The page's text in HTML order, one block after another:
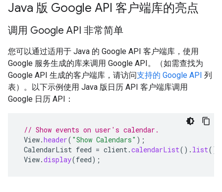
Java 版 Google API 客户端库的亮点
调用 Google API 非常简单
您可以通过适用于 Java 的 Google API 客户端库，使用
Google 服务生成的库来调用 Google API。（如需查找为
Google API 生成的客户端库，请访问支持的 Google API 列
表）。以下示例使用 Java 版日历 API 客户端库调用
Google 日历 API：
// Show events on user's calendar.
View.header( "Show Calendars" );
CalendarList feed = client.calendarList(). list().
View.display(feed);